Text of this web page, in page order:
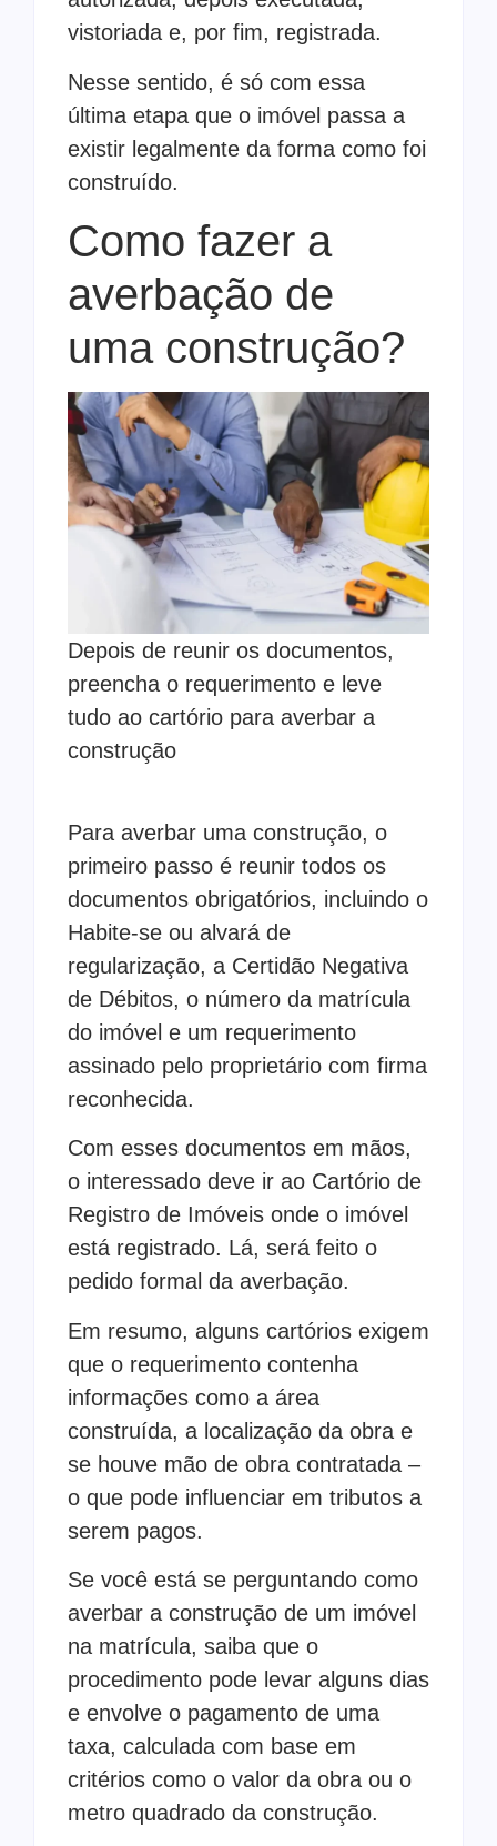
vistoriada e, por fim, registrada.
Nesse sentido, é só com essa
última etapa que o imóvel passa a
existir legalmente da forma como foi
construído.
Como fazer a
averbação de
uma construção?
Depois de reunir os documentos,
preencha o requerimento e leve
tudo ao cartório para averbar a
construção
Para averbar uma construção, o
primeiro passo é reunir todos os
documentos obrigatórios, incluindo o
Habite-se ou alvará de
regularização, a Certidão Negativa
de Débitos, o número da matrícula
do imóvel e um requerimento
assinado pelo proprietário com firma
reconhecida.
Com esses documentos em mãos,
o interessado deve ir ao Cartório de
Registro de Imóveis onde o imóvel
está registrado. Lá, será feito o
pedido formal da averbação.
Em resumo, alguns cartórios exigem
que o requerimento contenha
informações como a área
construída, a localização da obra e
se houve mão de obra contratada –
o que pode influenciar em tributos a
serem pagos.
Se você está se perguntando como
averbar a construção de um imóvel
na matrícula, saiba que o
procedimento pode levar alguns dias
e envolve o pagamento de uma
taxa, calculada com base em
critérios como o valor da obra ou o
metro quadrado da construção.